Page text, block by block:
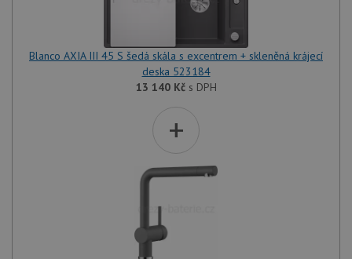
Blanco AXIA III 45 S šedá skála s excentrem + skleněná krájecí
deska 523184
13 140 Kčs DPH
+